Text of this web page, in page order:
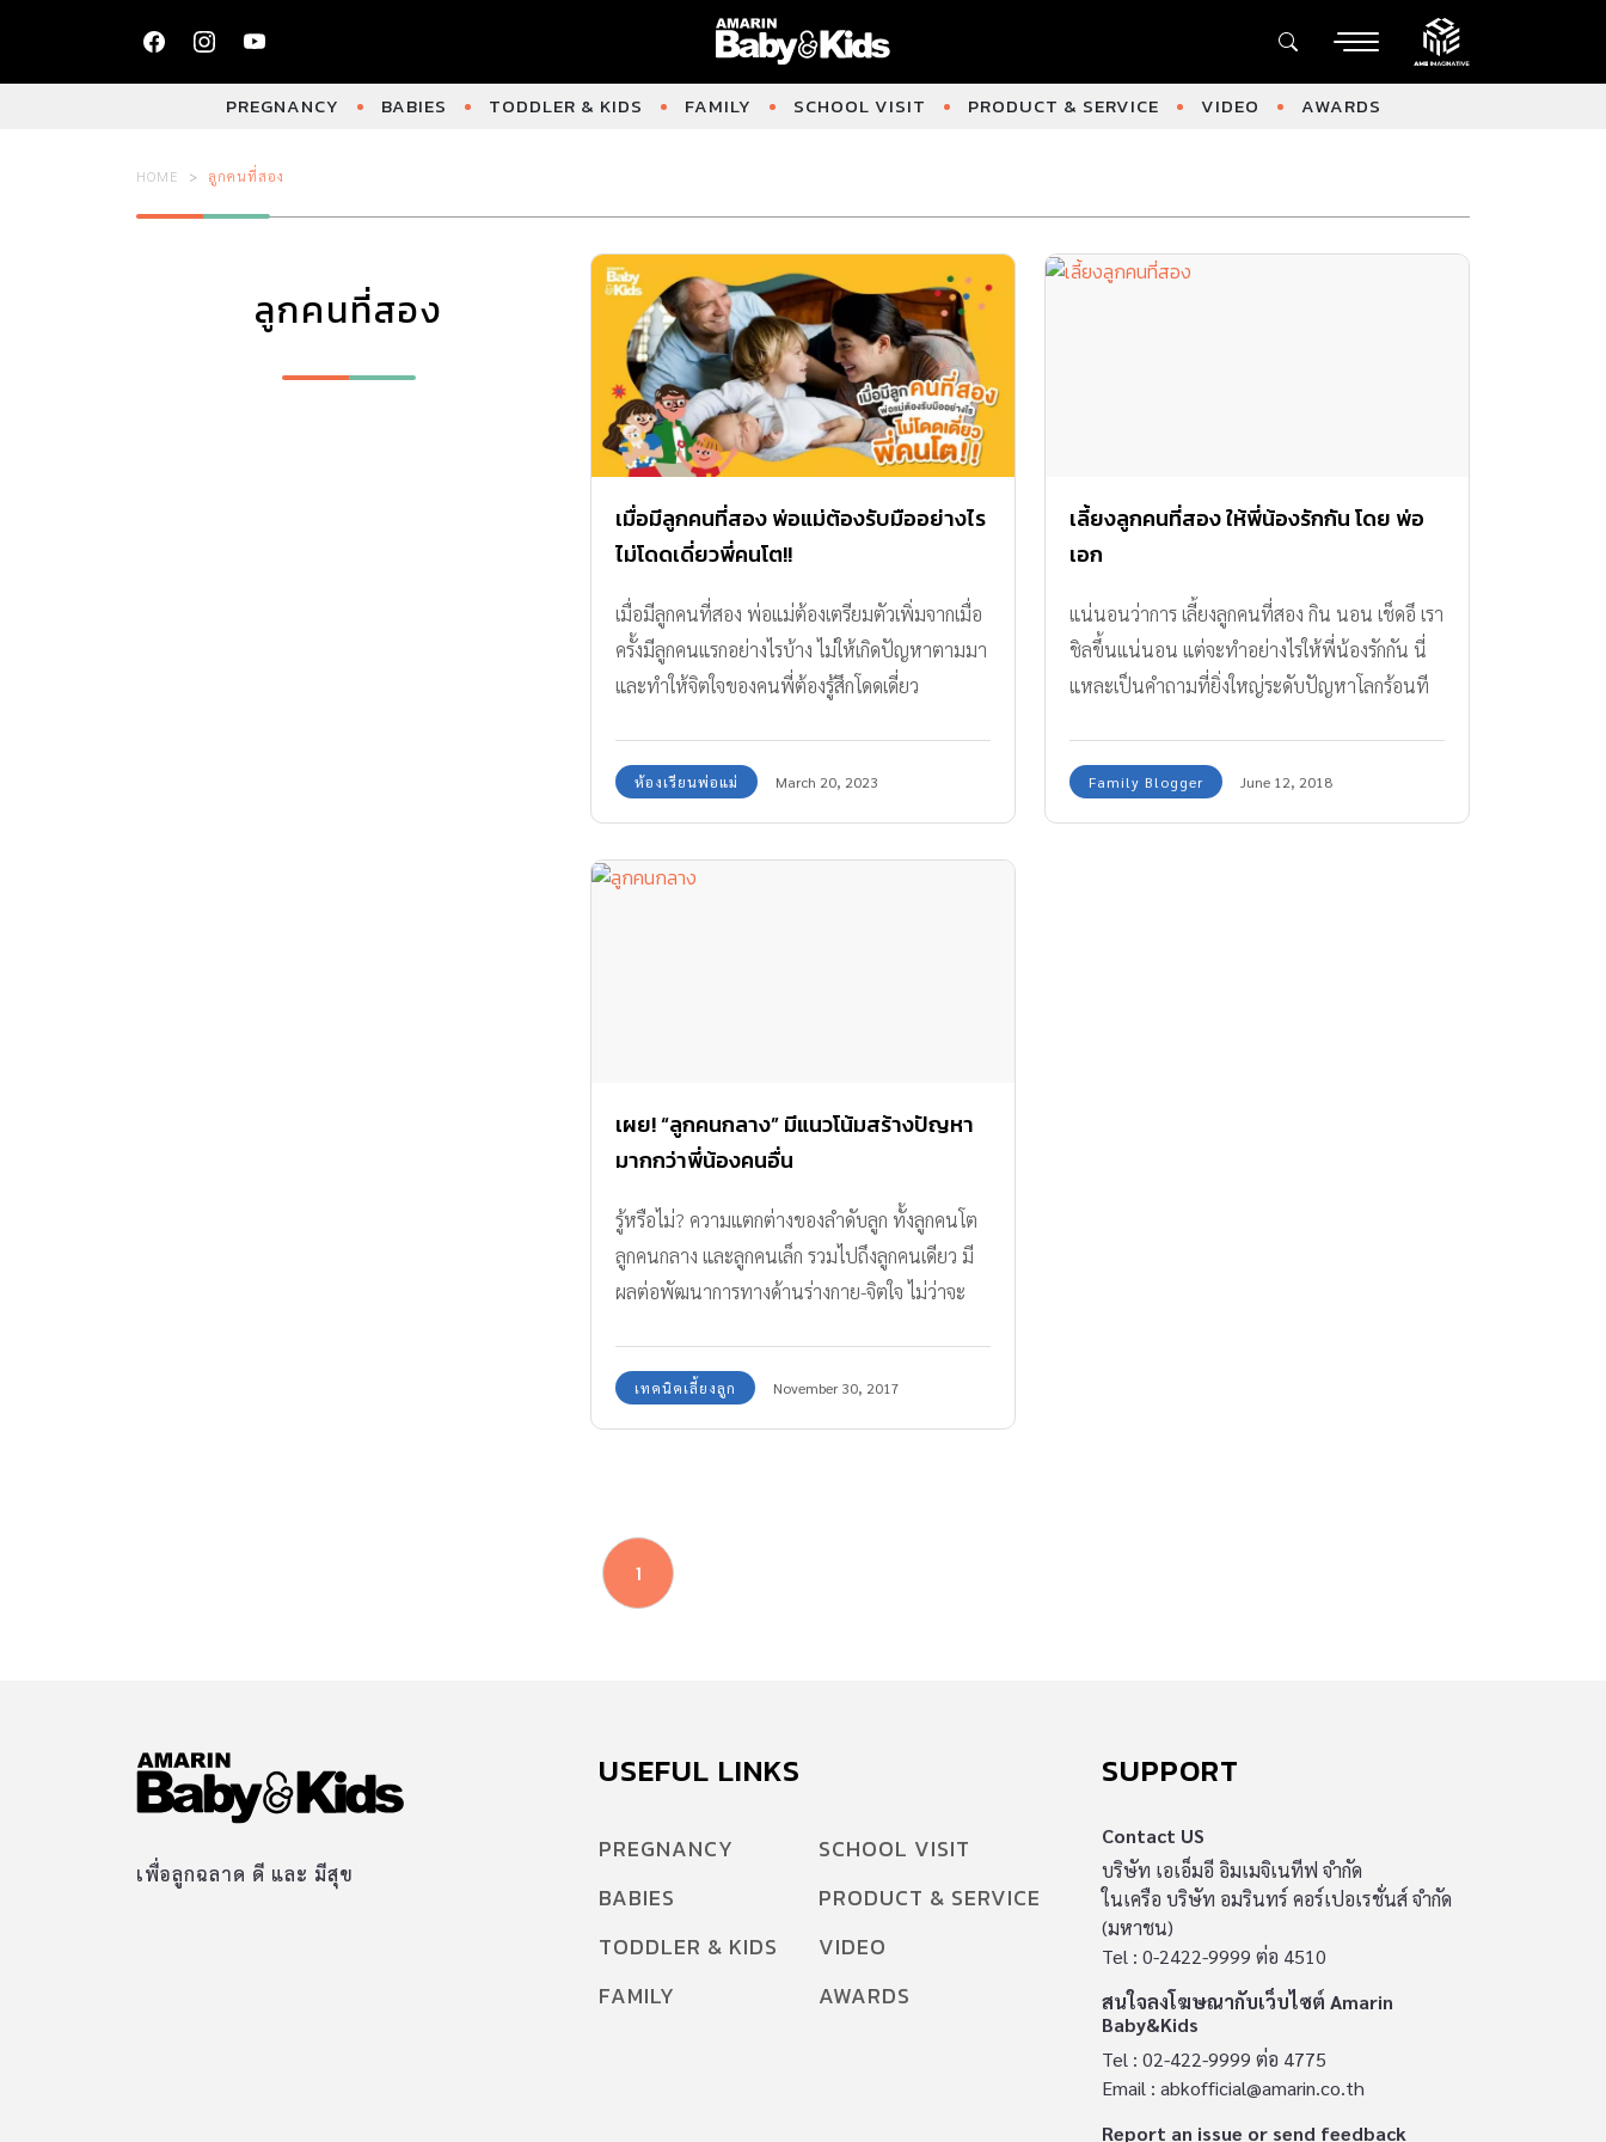
PREGNANCY BABIES TODDLER & KIDS FAMILY SCHOOL VISIT PRODUCT & SERVICE VIDEO AWARDS
HOME ลูกคนที่สอง
ลูกคนที่สอง
เมื่อมีลูกคนที่สอง พ่อแม่ต้องรับมืออย่างไร
ไม่โดดเดี่ยวพี่คนโต!!
เมื่อมีลูกคนที่สอง พ่อแม่ต้องเตรียมตัวเพิ่มจากเมื่อ
ครั้งมีลูกคนแรกอย่างไรบ้าง ไม่ให้เกิดปัญหาตามมา
และทำให้จิตใจของคนพี่ต้องรู้สึกโดดเดี่ยว
ห้องเรียนพ่อแม่ March 20, 2023
เลี้ยงลูกคนที่สอง ให้พี่น้องรักกัน โดย พ่อ
เอก
แน่นอนว่าการ เลี้ยงลูกคนที่สอง กิน นอน เช็ดอึ เรา
ชิลขึ้นแน่นอน แต่จะทำอย่างไรให้พี่น้องรักกัน นี่
แหละเป็นคำถามที่ยิ่งใหญ่ระดับปัญหาโลกร้อนที
Family Blogger June 12, 2018
เผย! “ลูกคนกลาง” มีแนวโน้มสร้างปัญหา
มากกว่าพี่น้องคนอื่น
รู้หรือไม่? ความแตกต่างของลำดับลูก ทั้งลูกคนโต
ลูกคนกลาง และลูกคนเล็ก รวมไปถึงลูกคนเดียว มี
ผลต่อพัฒนาการทางด้านร่างกาย-จิตใจ ไม่ว่าจะ
เทคนิคเลี้ยงลูก November 30, 2017
1
เพื่อลูกฉลาด ดี และ มีสุข
USEFUL LINKS
PREGNANCY
BABIES
TODDLER & KIDS
FAMILY
SCHOOL VISIT
PRODUCT & SERVICE
VIDEO
AWARDS
SUPPORT
Contact US
บริษัท เอเอ็มอี อิมเมจิเนทีฟ จำกัด
ในเครือ บริษัท อมรินทร์ คอร์เปอเรชั่นส์ จำกัด
(มหาชน)
Tel : 0-2422-9999 ต่อ 4510
สนใจลงโฆษณากับเว็บไซต์ Amarin
Baby&Kids
Tel : 02-422-9999 ต่อ 4775
Email : abkofficial@amarin.co.th
Report an issue or send feedback